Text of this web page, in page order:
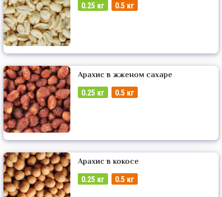
0.25 кг 0.5 кг
Арахис в жженом сахаре
0.25 кг 0.5 кг
Арахис в кокосе
0.25 кг 0.5 кг